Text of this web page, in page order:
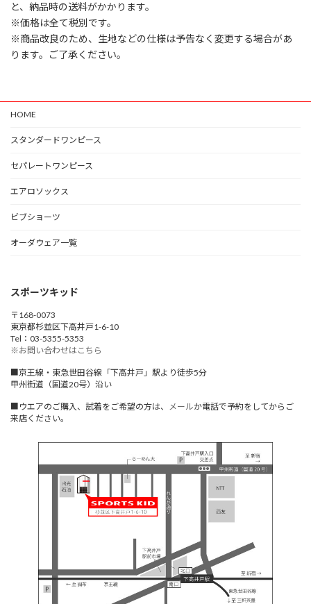
と、納品時の送料がかかります。
※価格は全て税別です。
※商品改良のため、生地などの仕様は予告なく変更する場合があ
ります。ご了承ください。
HOME
スタンダードワンピース
セパレートワンピース
エアロソックス
ビブショーツ
オーダウェア一覧
スポーツキッド
〒168-0073
東京都杉並区下高井戸1-6-10
Tel：03-5355-5353
※お問い合わせはこちら
■京王線・東急世田谷線「下高井戸」駅より徒歩5分
甲州街道（国道20号）沿い
■ウエアのご購入、試着をご希望の方は、 メールか電話で予約をしてからご
来店ください。